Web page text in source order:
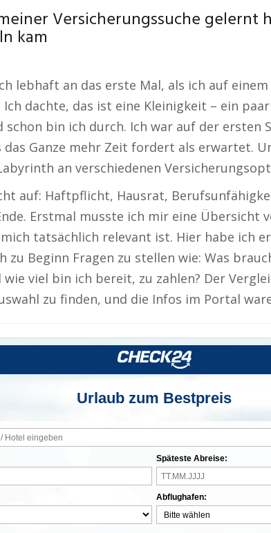
Versicherungssuche gelernt
kam
lebhaft an das erste Mal, als ich auf
dachte, das ist eine Kleinigkeit – ein
schon bin ich durch. Ich war auf der ersten
das Ganze mehr Zeit fordert als erwartet.
an verschiedenen
auf: Haftpflicht, Hausrat,
Erstmal musste ich mir eine Übersicht
tatsächlich relevant ist. Hier habe ich
zu Beginn Fragen zu stellen wie: Was
wie viel bin ich bereit, zu zahlen? Der
zu finden, und die Infos im Portal
Urlaub zum Bestpreis
Späteste Abreise:
Abflughafen: